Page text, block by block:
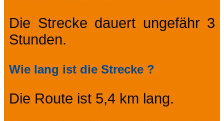
Die Strecke dauert ungefähr 3
Stunden.
Wie lang ist die Strecke ?
Die Route ist 5,4 km lang.